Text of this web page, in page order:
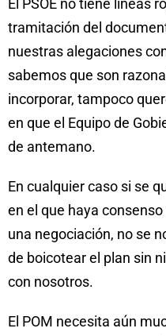
El PSOE no tiene líneas
tramitación del
nuestras alegaciones
sabemos que son
incorporar, tampoco
en que el Equipo de
de antemano.
En cualquier caso si se
en el que haya
una negociación, no se
de boicotear el plan sin
con nosotros.
El POM necesita aún